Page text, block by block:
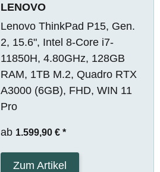
LENOVO
Lenovo ThinkPad P15, Gen.
2, 15.6", Intel 8-Core i7-
11850H, 4.80GHz, 128GB
RAM, 1TB M.2, Quadro RTX
A3000 (6GB), FHD, WIN 11
Pro
ab 1.599,90 € *
Zum Artikel